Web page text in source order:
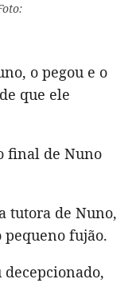
o pegou e o
que ele
final de Nuno
tutora de Nuno,
pequeno fujão.